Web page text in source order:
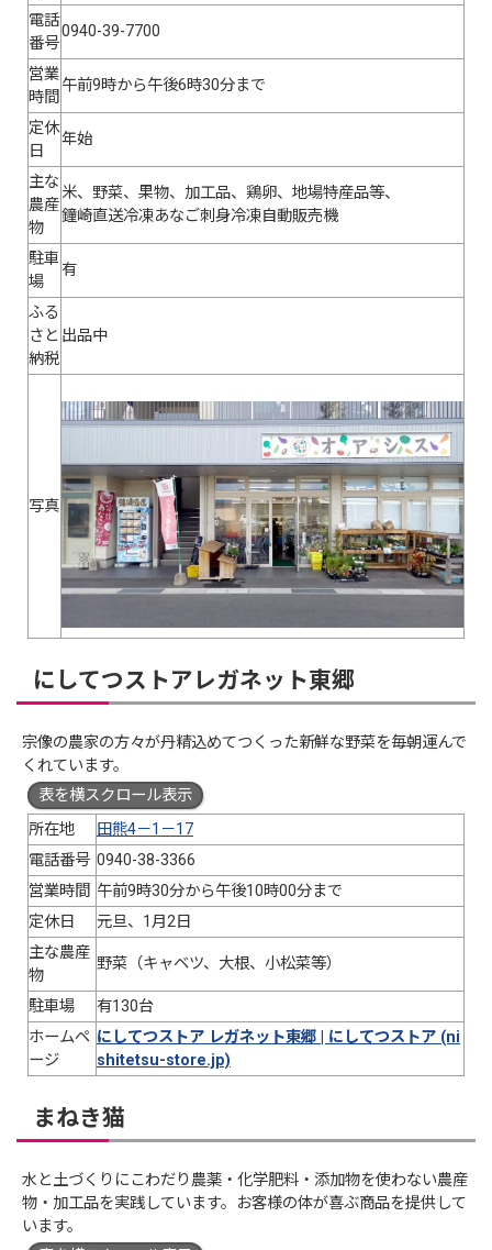
電話
番号
0940-39-7700
営業
時間
午前9時から午後6時30分まで
定休
日
年始
主な
農産
物
米、野菜、果物、加工品、鶏卵、地場特産品等、
鐘崎直送冷凍あなご刺身冷凍自動販売機
駐車
場
有
ふる
さと
納税
出品中
写真
にしてつストアレガネット東郷
宗像の農家の方々が丹精込めてつくった新鮮な野菜を毎朝運んで
くれています。
表を横スクロール表示
所在地
田熊4－1－17
電話番号 0940-38-3366
営業時間 午前9時30分から午後10時00分まで
定休日
元旦、1月2日
主な農産
物
野菜（キャベツ、大根、小松菜等）
駐車場
有130台
ホームペ
ージ
にしてつストア レガネット東郷 | にしてつストア (ni
shitetsu-store.jp)
まねき猫
水と土づくりにこわだり農薬・化学肥料・添加物を使わない農産
物・加工品を実践しています。お客様の体が喜ぶ商品を提供して
います。